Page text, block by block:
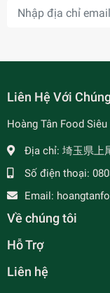
Liên Hệ Với
Hoàng Tân Food
Địa chỉ: 埼玉県上
Số điện thoại:
Email:
Về chúng tôi
Hỗ Trợ
Liên hệ